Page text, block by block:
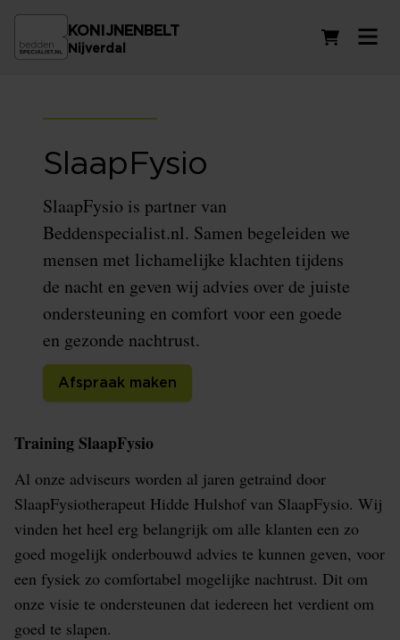
KONIJNENBELT
Nijverdal
SlaapFysio
SlaapFysio is partner van
Beddenspecialist.nl. Samen begeleiden we
mensen met lichamelijke klachten tijdens
de nacht en geven wij advies over de juiste
ondersteuning en comfort voor een goede
en gezonde nachtrust.
Afspraak maken
Training SlaapFysio
Al onze adviseurs worden al jaren getraind door
SlaapFysiotherapeut Hidde Hulshof van SlaapFysio. Wij
vinden het heel erg belangrijk om alle klanten een zo
goed mogelijk onderbouwd advies te kunnen geven, voor
een fysiek zo comfortabel mogelijke nachtrust. Dit om
onze visie te ondersteunen dat iedereen het verdient om
goed te slapen.